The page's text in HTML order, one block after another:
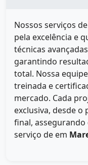
Nossos serviços de
pela excelência e
técnicas
garantindo
total. Nossa
treinada e
mercado. Cada
exclusiva, desde o
final,
serviço de em